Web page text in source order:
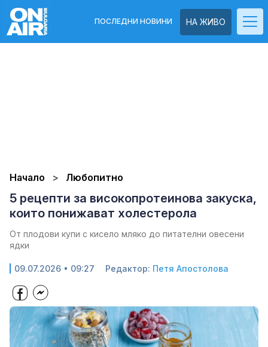
НА ЖИВО
ПОСЛЕДНИ НОВИНИ
Начало Любопитно
5 рецепти за високопротеинова закуска,
които понижават холестерола
От плодови купи с кисело мляко до питателни овесени
ядки
09.07.2026 • 09:27 Редактор: Петя Апостолова